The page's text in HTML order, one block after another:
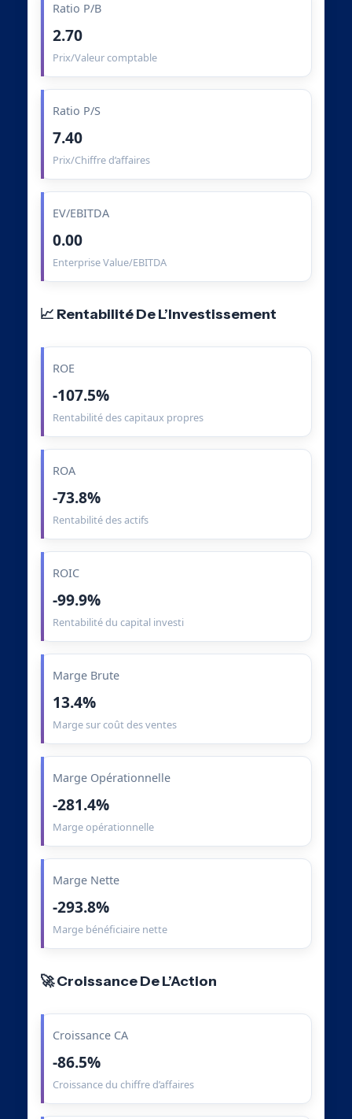
Ratio P/B
2.70
Prix/Valeur comptable
Ratio P/S
7.40
Prix/Chiffre d’affaires
EV/EBITDA
0.00
Enterprise Value/EBITDA
📈 Rentabilité De L’Investissement
ROE
-107.5%
Rentabilité des capitaux propres
ROA
-73.8%
Rentabilité des actifs
ROIC
-99.9%
Rentabilité du capital investi
Marge Brute
13.4%
Marge sur coût des ventes
Marge Opérationnelle
-281.4%
Marge opérationnelle
Marge Nette
-293.8%
Marge bénéficiaire nette
🚀 Croissance De L’Action
Croissance CA
-86.5%
Croissance du chiffre d’affaires